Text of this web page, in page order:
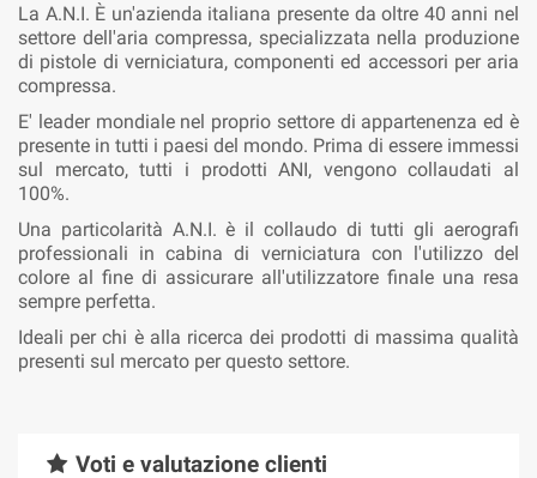
La A.N.I. È un'azienda italiana presente da oltre 40 anni nel
settore dell'aria compressa, specializzata nella produzione
di pistole di verniciatura, componenti ed accessori per aria
compressa.
E' leader mondiale nel proprio settore di appartenenza ed è
presente in tutti i paesi del mondo. Prima di essere immessi
sul mercato, tutti i prodotti ANI, vengono collaudati al
100%.
Una particolarità A.N.I. è il collaudo di tutti gli aerografi
professionali in cabina di verniciatura con l'utilizzo del
colore al fine di assicurare all'utilizzatore finale una resa
sempre perfetta.
Ideali per chi è alla ricerca dei prodotti di massima qualità
presenti sul mercato per questo settore.
Voti e valutazione clienti